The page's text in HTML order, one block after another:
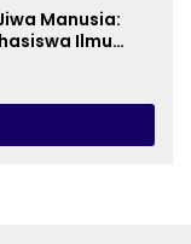
Manusia:
Ilmu